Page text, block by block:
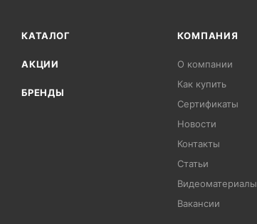
КАТАЛОГ
АКЦИИ
БРЕНДЫ
КОМПАНИЯ
О компании
Как купить
Сертификаты
Новости
Контакты
Статьи
Видеоматериалы
Вакансии